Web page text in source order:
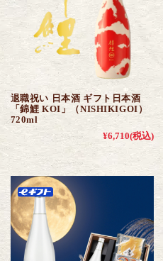
退職祝い 日本酒 ギフト日本酒
「錦鯉 KOI」（NISHIKIGOI）
720ml
¥6,710(税込)